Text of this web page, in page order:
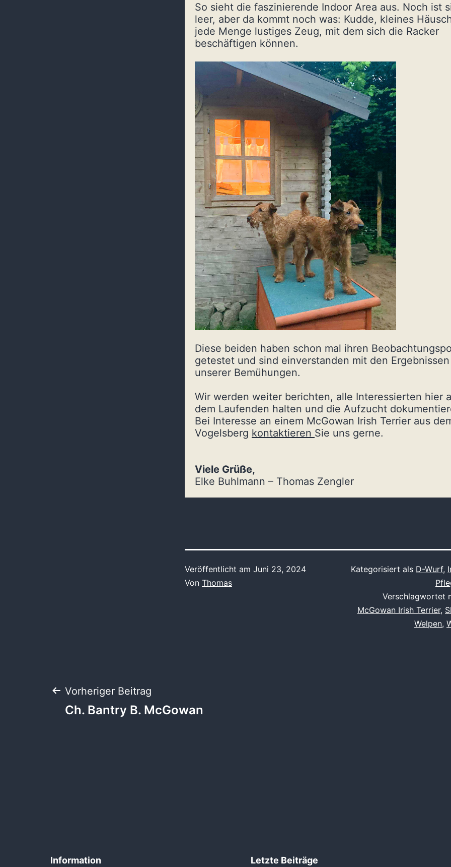
So sieht die faszinierende Indoor Area aus. Noch ist
leer, aber da kommt noch was: Kudde, kleines
jede Menge lustiges Zeug, mit dem sich die Racker
beschäftigen können.
Diese beiden haben schon mal ihren
getestet und sind einverstanden mit den Ergebnissen
unserer Bemühungen.
Wir werden weiter berichten, alle Interessierten hier
dem Laufenden halten und die Aufzucht
Bei Interesse an einem McGowan Irish Terrier aus
Vogelsberg kontaktieren Sie uns gerne.
Viele Grüße,
Elke Buhlmann – Thomas Zengler
Veröffentlicht am Juni 23, 2024
Von Thomas
Kategorisiert als D-Wurf,
Verschlagwortet
McGowan Irish Terrier,
Welpen,
Beitragsnavigation
Vorheriger Beitrag
Ch. Bantry B. McGowan
Information Letzte Beiträge